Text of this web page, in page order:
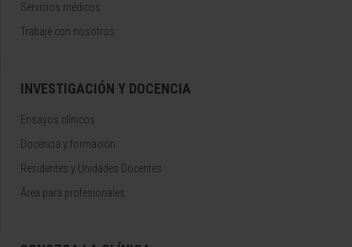
Servicios médicos
Trabaje con nosotros
INVESTIGACIÓN Y DOCENCIA
Ensayos clínicos
Docencia y formación
Residentes y Unidades Docentes
Área para profesionales